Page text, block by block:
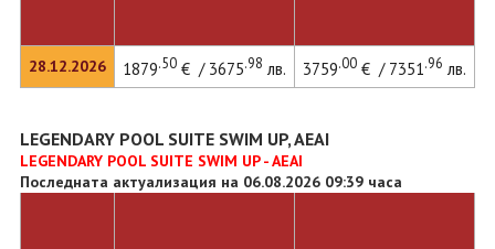
28.12.2026 1879.50€ / 3675.98 лв. 3759.00€ / 7351.96 лв.
LEGENDARY POOL SUITE SWIM UP, AEAI
LEGENDARY POOL SUITE SWIM UP - AEAI
Последната актуализация на 06.08.2026 09:39 часа